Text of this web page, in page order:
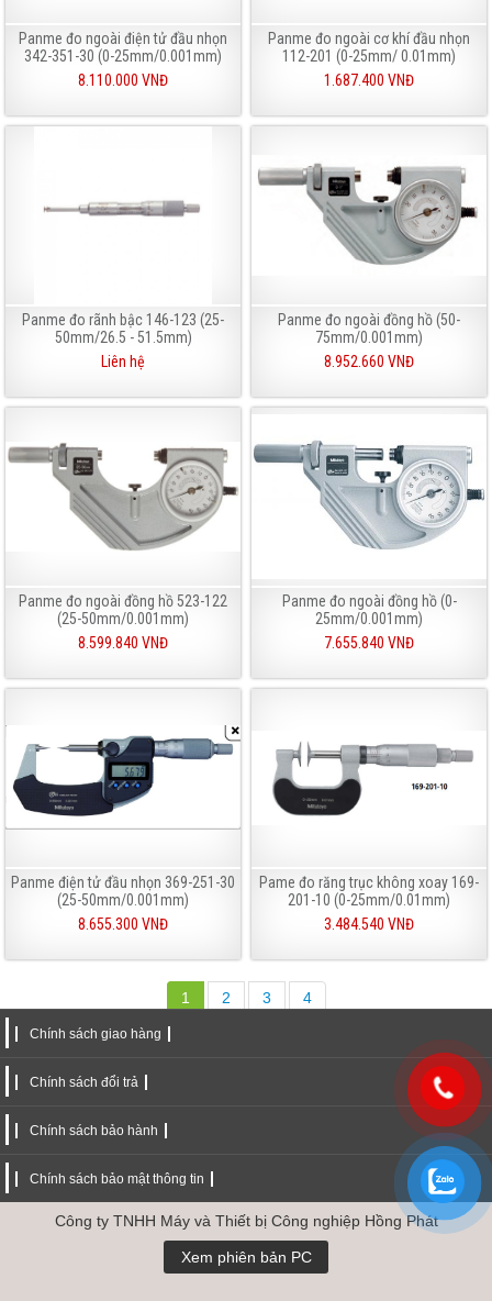
Panme đo ngoài điện tử đầu nhọn
342-351-30 (0-25mm/0.001mm)
8.110.000 VNĐ
Panme đo ngoài cơ khí đầu nhọn
112-201 (0-25mm/ 0.01mm)
1.687.400 VNĐ
Panme đo rãnh bậc 146-123 (25-
50mm/26.5 - 51.5mm)
Liên hệ
Panme đo ngoài đồng hồ (50-
75mm/0.001mm)
8.952.660 VNĐ
Panme đo ngoài đồng hồ 523-122
(25-50mm/0.001mm)
8.599.840 VNĐ
Panme đo ngoài đồng hồ (0-
25mm/0.001mm)
7.655.840 VNĐ
Panme điện tử đầu nhọn 369-251-30
(25-50mm/0.001mm)
8.655.300 VNĐ
Pame đo răng trục không xoay 169-
201-10 (0-25mm/0.01mm)
3.484.540 VNĐ
1 2 3 4
Chính sách giao hàng
Chính sách đổi trả
Chính sách bảo hành
Chính sách bảo mật thông tin
Công ty TNHH Máy và Thiết bị Công nghiệp Hồng Phát
Xem phiên bản PC